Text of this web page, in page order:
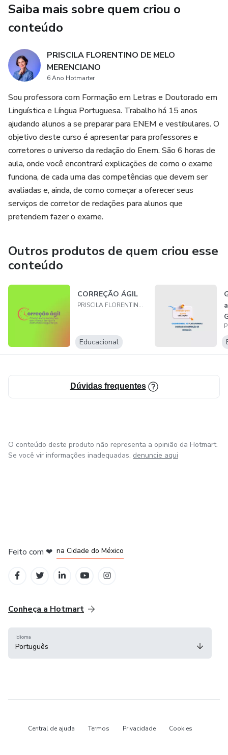
Saiba mais sobre quem criou o
conteúdo
PRISCILA FLORENTINO DE MELO
MERENCIANO
6 Ano Hotmarter
Sou professora com Formação em Letras e Doutorado em
Linguística e Língua Portuguesa. Trabalho há 15 anos
ajudando alunos a se preparar para ENEM e vestibulares. O
objetivo deste curso é apresentar para professores e
corretores o universo da redação do Enem. São 6 horas de
aula, onde você encontrará explicações de como o exame
funciona, de cada uma das competências que devem ser
avaliadas e, ainda, de como começar a oferecer seus
serviços de corretor de redações para alunos que
pretendem fazer o exame.
Outros produtos de quem criou esse
conteúdo
CORREÇÃO ÁGIL
PRISCILA FLORENTINO DE MELO MERENCIANO
Educacional
Dúvidas frequentes
O conteúdo deste produto não representa a opinião da Hotmart.
Se você vir informações inadequadas, denuncie aqui
Feito com ❤ na Cidade do México
Conheça a Hotmart
Idioma
Português
Central de ajuda Termos Privacidade Cookies